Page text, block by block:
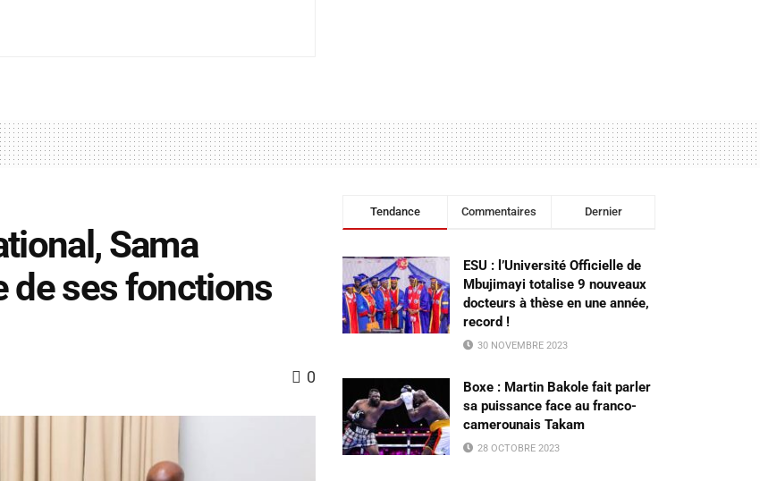
Sama
de ses fonctions
0
Tendance Commentaires Dernier
ESU : l’Université Officielle de
Mbujimayi totalise 9 nouveaux
docteurs à thèse en une année,
record !
30 NOVEMBRE 2023
Boxe : Martin Bakole fait parler
sa puissance face au franco-
camerounais Takam
28 OCTOBRE 2023